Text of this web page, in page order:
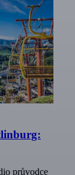
průvodce